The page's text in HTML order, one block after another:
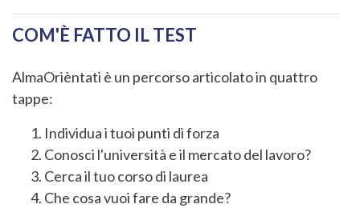
COM'È FATTO IL TEST
AlmaOrièntati è un percorso articolato in quattro
tappe:
Individua i tuoi punti di forza
Conosci l'università e il mercato del lavoro?
Cerca il tuo corso di laurea
Che cosa vuoi fare da grande?